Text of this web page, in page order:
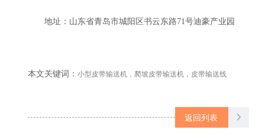
地址：山东省青岛市城阳区书云东路71 号迪豪产业园
本文关键词： 小型皮带输送机，爬坡皮带输送机，皮带输送线
返回列表